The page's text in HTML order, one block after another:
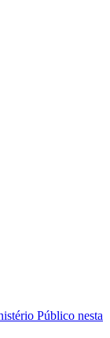
Público nesta